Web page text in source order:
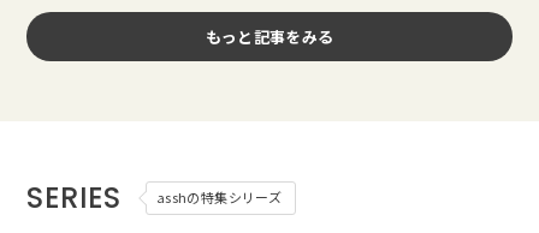
もっと記事をみる
SERIES asshの特集シリーズ